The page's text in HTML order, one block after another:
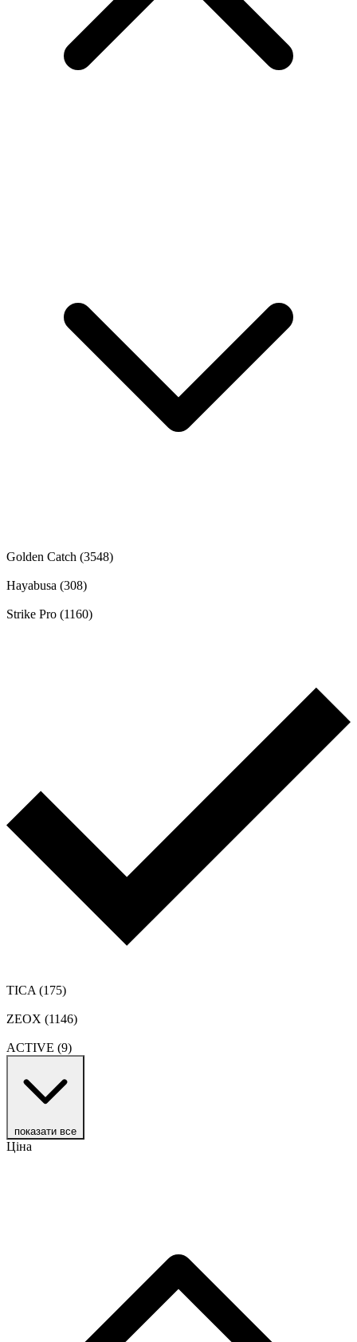
Golden Catch (3548)
Hayabusa (308)
Strike Pro (1160)
TICA (175)
ZEOX (1146)
ACTIVE (9)
показати все
Ціна